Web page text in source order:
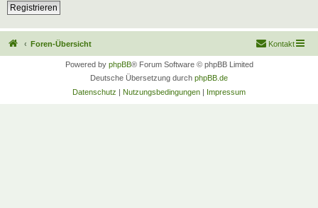
Registrieren
Foren-Übersicht Kontakt
Powered by phpBB® Forum Software © phpBB Limited
Deutsche Übersetzung durch phpBB.de
Datenschutz | Nutzungsbedingungen | Impressum